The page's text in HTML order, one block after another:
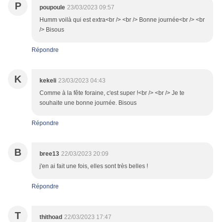
P poupoule 23/03/2023 09:57
Humm voilà qui est extra<br /> <br /> Bonne journée<br /> <br
/> Bisous
Répondre
K kekeli 23/03/2023 04:43
Comme à la fête foraine, c'est super !<br /> <br /> Je te
souhaite une bonne journée. Bisous
Répondre
B bree13 22/03/2023 20:09
j'en ai fait une fois, elles sont très belles !
Répondre
T thithoad 22/03/2023 17:47